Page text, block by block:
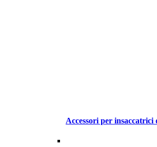
Accessori per insaccatrici